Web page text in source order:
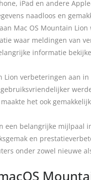
iPad en andere
naadloos en
Mac OS Mountain
waar meldingen van
informatie
Lion verbeteringen aan
het ook
een belangrijke mijlpaal
en
onder zowel nieuwe